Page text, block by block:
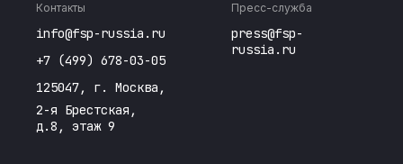
Контакты
info@fsp-russia.ru
+7 (499) 678-03-05
125047, г. Москва,
2-я Брестская,
д.8, этаж 9
Пресс-служба
press@fsp-
russia.ru